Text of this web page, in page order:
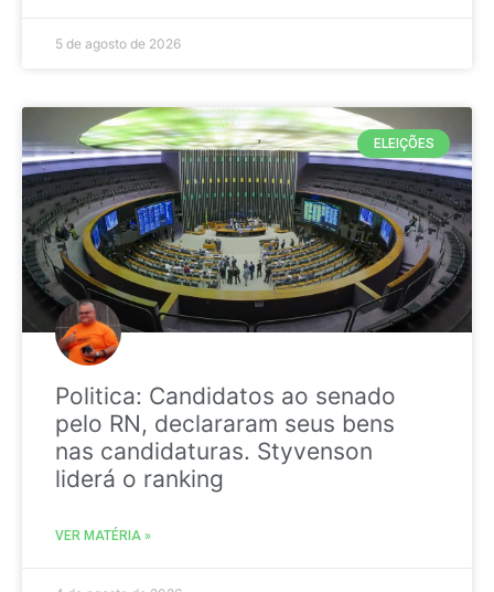
5 de agosto de 2026
ELEIÇÕES
Politica: Candidatos ao senado
pelo RN, declararam seus bens
nas candidaturas. Styvenson
liderá o ranking
VER MATÉRIA »